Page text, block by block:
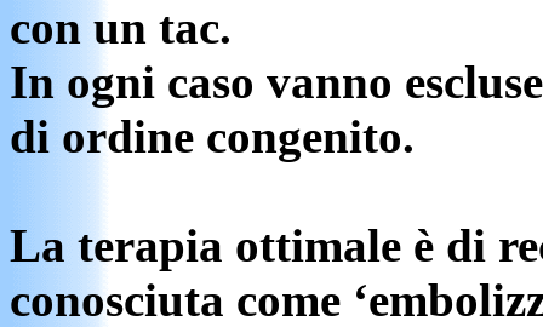
con un tac.
In ogni caso vanno
di ordine congenito.
La terapia ottimale è di
conosciuta come